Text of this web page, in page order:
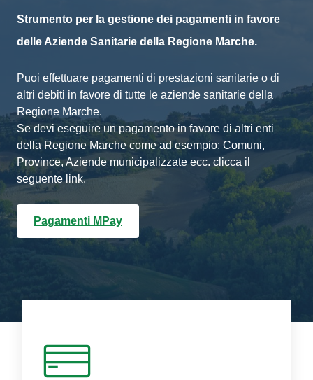
Strumento per la gestione dei pagamenti in favore
delle Aziende Sanitarie della Regione Marche.
Puoi effettuare pagamenti di prestazioni sanitarie o di
altri debiti in favore di tutte le aziende sanitarie della
Regione Marche.
Se devi eseguire un pagamento in favore di altri enti
della Regione Marche come ad esempio: Comuni,
Province, Aziende municipalizzate ecc. clicca il
seguente link.
Pagamenti MPay